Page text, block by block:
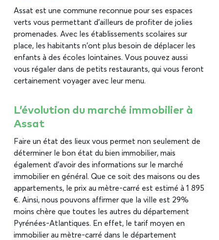
Assat est une commune reconnue pour ses espaces
verts vous permettant d’ailleurs de profiter de jolies
promenades. Avec les établissements scolaires sur
place, les habitants n’ont plus besoin de déplacer les
enfants à des écoles lointaines. Vous pouvez aussi
vous régaler dans de petits restaurants, qui vous feront
certainement voyager avec leur menu.
L’évolution du marché immobilier à
Assat
Faire un état des lieux vous permet non seulement de
déterminer le bon état du bien immobilier, mais
également d’avoir des informations sur le marché
immobilier en général. Que ce soit des maisons ou des
appartements, le prix au mètre-carré est estimé à 1 895
€. Ainsi, nous pouvons affirmer que la ville est 29%
moins chère que toutes les autres du département
Pyrénées-Atlantiques. En effet, le tarif moyen en
immobilier au mètre-carré dans le département